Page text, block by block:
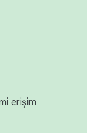
erişim